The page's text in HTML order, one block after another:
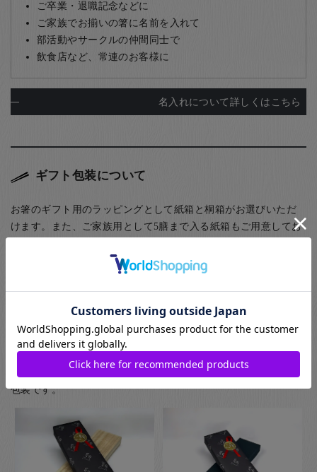
ご卒業・退職記念などに
ご家族でお揃いの箸に名前を入れて
部活動やサークルの仲間同士で
飲食店など、常連のお客様に
名入れについて詳しくはこちら
ギフト包装について
お箸のギフト用のラッピングとして紙箱と桐箱がお選びいただ
けます。また、ご家族用として5膳まで入る紙箱もご用意してお
(お子様食器に関してはギフト用・ご自宅用問わず、紙箱(無料)
に入れてのお届けとなります(ギフト用はその上から包装紙にて
ラッピング)) お箸用の無料のラッピングは、箸袋に入れるタイ
プのものになります。
お箸用のギフトボックスをご注文いただいた方は、￥440-(税別)
でさらに風呂敷でのラッピングもご指定いただけます。日本の
伝統的な贈り物のスタイルで、お箸のプレゼントにぴったりな
包装です。